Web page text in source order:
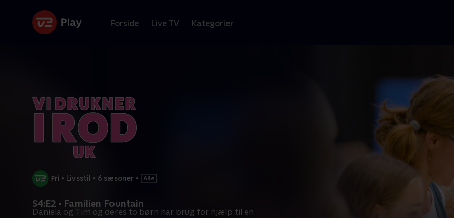
Forside Live TV Kategorier
• Livsstil • 6 sæsoner •
S4:E2 • Familien Fountain
Daniela og Tim og deres to børn har brug for hjælp til en